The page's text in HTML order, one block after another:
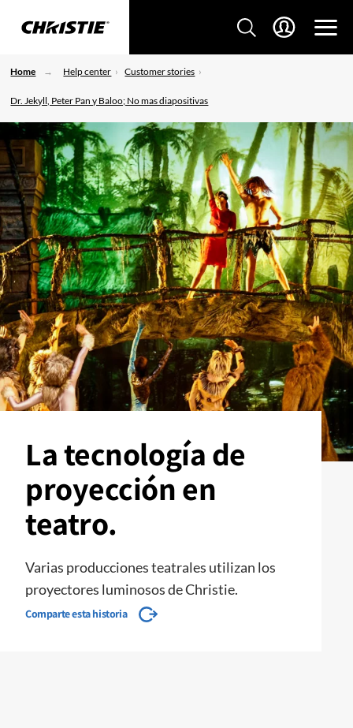
Home Help center Customer stories
Dr. Jekyll, Peter Pan y Baloo; No mas diapositivas
La tecnología de
proyección en
teatro.
Varias producciones teatrales utilizan los
proyectores luminosos de Christie.
Comparte esta historia